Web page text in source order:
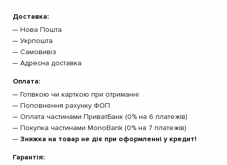
Доставка:
Нова Пошта
Укрпошта
Самовивіз
Адресна доставка
Оплата:
Готівкою чи карткою при отриманні
Поповнення рахунку ФОП
Оплата частинами ПриватБанк (0% на 6 платежів)
Покупка частинами MonoBank (0% на 7 платежів)
Знижка на товар не діє при оформленні у кредит!
Гарантія: